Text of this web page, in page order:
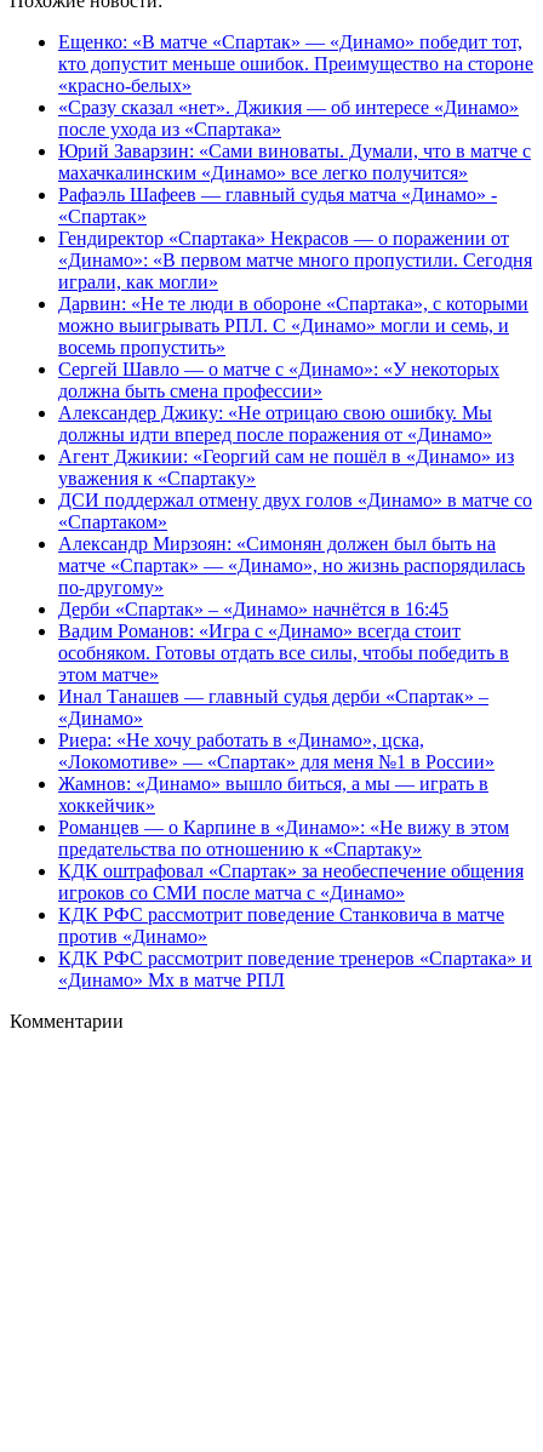
Ещенко: «В матче «Спартак» — «Динамо» победит тот,
кто допустит меньше ошибок. Преимущество на стороне
«красно‑белых»
«Сразу сказал «нет». Джикия — об интересе «Динамо»
после ухода из «Спартака»
Юрий Заварзин: «Сами виноваты. Думали, что в матче с
махачкалинским «Динамо» все легко получится»
Рафаэль Шафеев — главный судья матча «Динамо» -
«Спартак»
Гендиректор «Спартака» Некрасов — о поражении от
«Динамо»: «В первом матче много пропустили. Сегодня
играли, как могли»
Дарвин: «Не те люди в обороне «Спартака», с которыми
можно выигрывать РПЛ. С «Динамо» могли и семь, и
восемь пропустить»
Сергей Шавло — о матче с «Динамо»: «У некоторых
должна быть смена профессии»
Александер Джику: «Не отрицаю свою ошибку. Мы
должны идти вперед после поражения от «Динамо»
Агент Джикии: «Георгий сам не пошёл в «Динамо» из
уважения к «Спартаку»
ДСИ поддержал отмену двух голов «Динамо» в матче со
«Спартаком»
Александр Мирзоян: «Симонян должен был быть на
матче «Спартак» — «Динамо», но жизнь распорядилась
по‑другому»
Дерби «Спартак» – «Динамо» начнётся в 16:45
Вадим Романов: «Игра с «Динамо» всегда стоит
особняком. Готовы отдать все силы, чтобы победить в
этом матче»
Инал Танашев — главный судья дерби «Спартак» –
«Динамо»
Риера: «Не хочу работать в «Динамо», цска,
«Локомотиве» — «Спартак» для меня №1 в России»
Жамнов: «Динамо» вышло биться, а мы — играть в
хоккейчик»
Романцев — о Карпине в «Динамо»: «Не вижу в этом
предательства по отношению к «Спартаку»
КДК оштрафовал «Спартак» за необеспечение общения
игроков со СМИ после матча с «Динамо»
КДК РФС рассмотрит поведение Станковича в матче
против «Динамо»
КДК РФС рассмотрит поведение тренеров «Спартака» и
«Динамо» Мх в матче РПЛ
Комментарии